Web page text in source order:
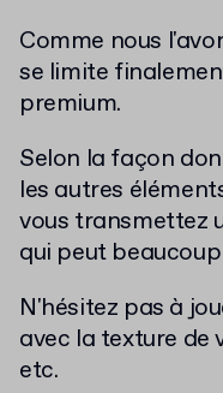
Comme nous
se limite
premium.
Selon la façon
les autres
vous transmettez
qui peut
N'hésitez pas à
avec la texture de
etc.